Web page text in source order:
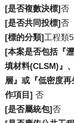
[是否複數決標]否
[是否共同投標]否
[標的分類]工程類
[本案是否包括『
填材料(CLSM)』
層』或『低密度
作項目] 否
[是否屬統包]否